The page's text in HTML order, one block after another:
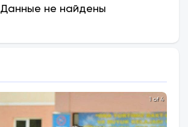
Данные не найдены
1 of 4